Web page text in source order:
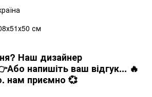
см
Наш дизайнер
напишіть ваш відгук... 🔥
нам приємно 💞